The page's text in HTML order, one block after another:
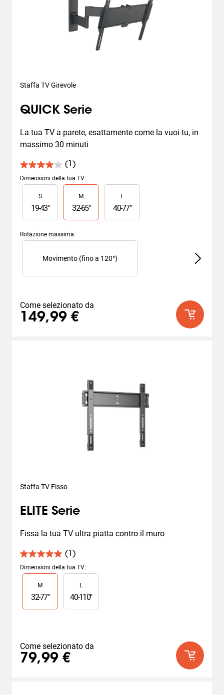
Staffa TV Girevole
QUICK Serie
La tua TV a parete, esattamente come la vuoi tu, in
massimo 30 minuti
(1)
4.0
su
5
stelle.
recensione
Dimensioni della tua TV:
Slide 1 of 3
S
19-43"
M
32-65"
L
40-77"
Rotazione massima:
Slide 1 of 2
Movimento (fino a 120°)
Come selezionato da
149,99 €
Staffa TV Fisso
ELITE Serie
Fissa la tua TV ultra piatta contro il muro
(1)
5.0
su
5
stelle.
recensione
Dimensioni della tua TV:
Slide 1 of 2
M
32-77"
L
40-110"
Come selezionato da
79,99 €